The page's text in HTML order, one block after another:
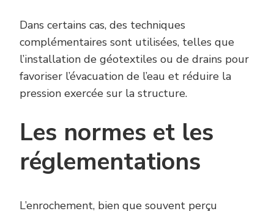
Dans certains cas, des techniques
complémentaires sont utilisées, telles que
l’installation de géotextiles ou de drains pour
favoriser l’évacuation de l’eau et réduire la
pression exercée sur la structure.
Les normes et les
réglementations
L’enrochement, bien que souvent perçu